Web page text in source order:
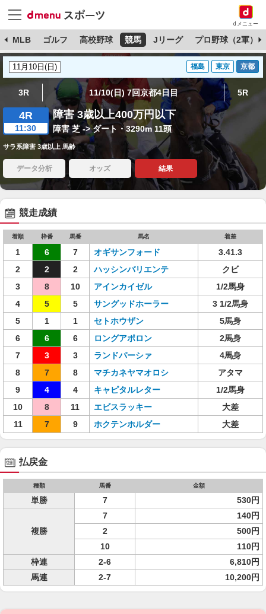
dメニュー
MLB ゴルフ 高校野球 競馬 Jリーグ プロ野球（2軍）
福島 東京 京都
3R 11/10(日) 7回京都4日目 5R
4R
11:30
障害 3歳以上400万円以下
障害 芝 -> ダート・3290m 11頭
サラ系障害 3歳以上 馬齢
データ分析 オッズ 結果
競走成績
着順 枠番 馬番 馬名 着差
1 6 7 オギサンフォード
3.41.3
2
2 2 ハッシンバリエンテ
クビ
3
8 10 アインカイゼル
1/2馬身
4
5 5 サングッドホーラー
3 1/2馬身
5
1 1 セトホウザン
5馬身
6
6 6 ロングアポロン
2馬身
7
3 3 ランドパーシァ
4馬身
8
7 8 マチカネヤマオロシ
アタマ
9
4 4 キャピタルレター
1/2馬身
10
8 11 エビスラッキー
大差
11
7 9 ホクテンホルダー 大差
払戻金
種類 馬番 金額
単勝 7 530円
複勝
7
140円
2
500円
10
110円
枠連
2-6
6,810円
馬連
2-7 10,200円